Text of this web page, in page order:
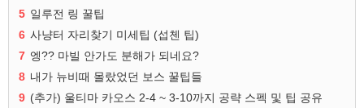
5 일루전 링 꿀팁
6 사냥터 자리찾기 미세팁 (섭첸 팁)
7 엥?? 마빌 안가도 분해가 되네요?
8 내가 뉴비때 몰랐었던 보스 꿀팁들
9 (추가) 울티마 카오스 2-4 ~ 3-10까지 공략 스펙 및 팁 공유